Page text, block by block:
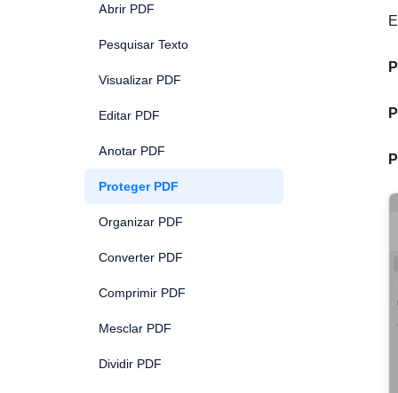
Abrir PDF
Pesquisar Texto
Visualizar PDF
Editar PDF
Anotar PDF
Proteger PDF
Organizar PDF
Converter PDF
Comprimir PDF
Mesclar PDF
Dividir PDF